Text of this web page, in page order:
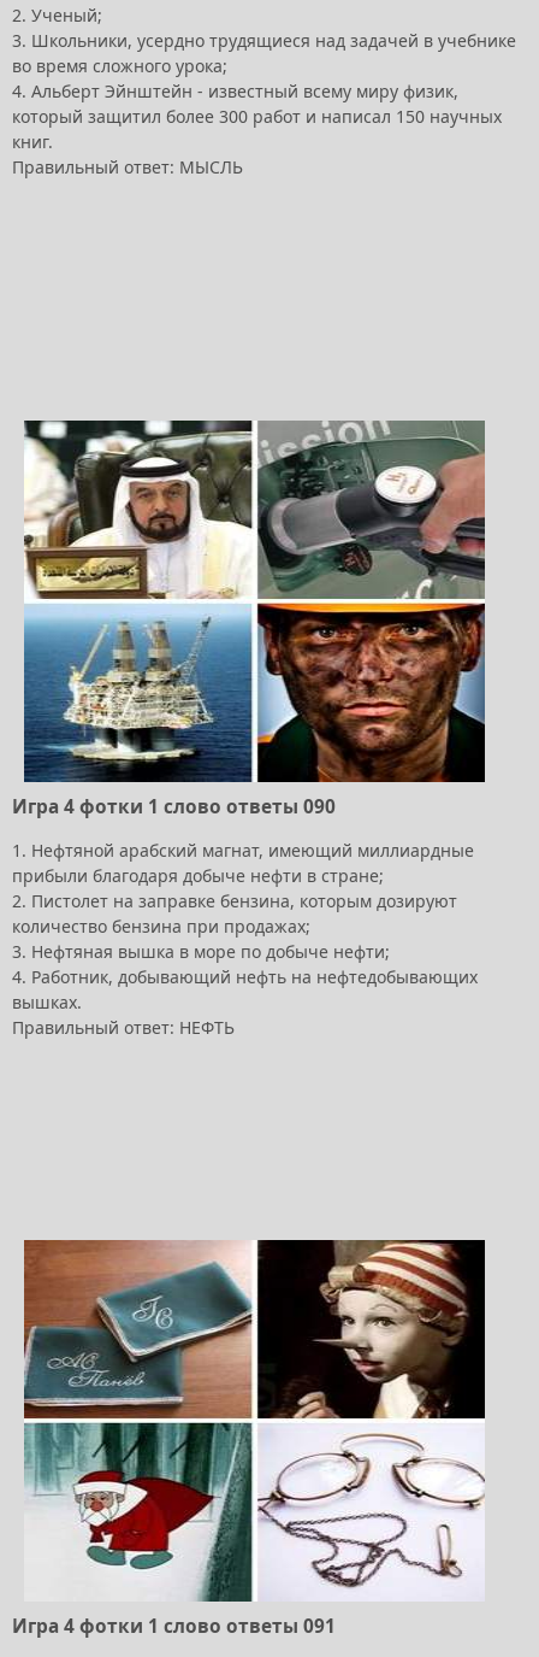
2. Ученый;
3. Школьники, усердно трудящиеся над задачей в учебнике
во время сложного урока;
4. Альберт Эйнштейн - известный всему миру физик,
который защитил более 300 работ и написал 150 научных
книг.
Правильный ответ: МЫСЛЬ
Игра 4 фотки 1 слово ответы 090
1. Нефтяной арабский магнат, имеющий миллиардные
прибыли благодаря добыче нефти в стране;
2. Пистолет на заправке бензина, которым дозируют
количество бензина при продажах;
3. Нефтяная вышка в море по добыче нефти;
4. Работник, добывающий нефть на нефтедобывающих
вышках.
Правильный ответ: НЕФТЬ
Игра 4 фотки 1 слово ответы 091